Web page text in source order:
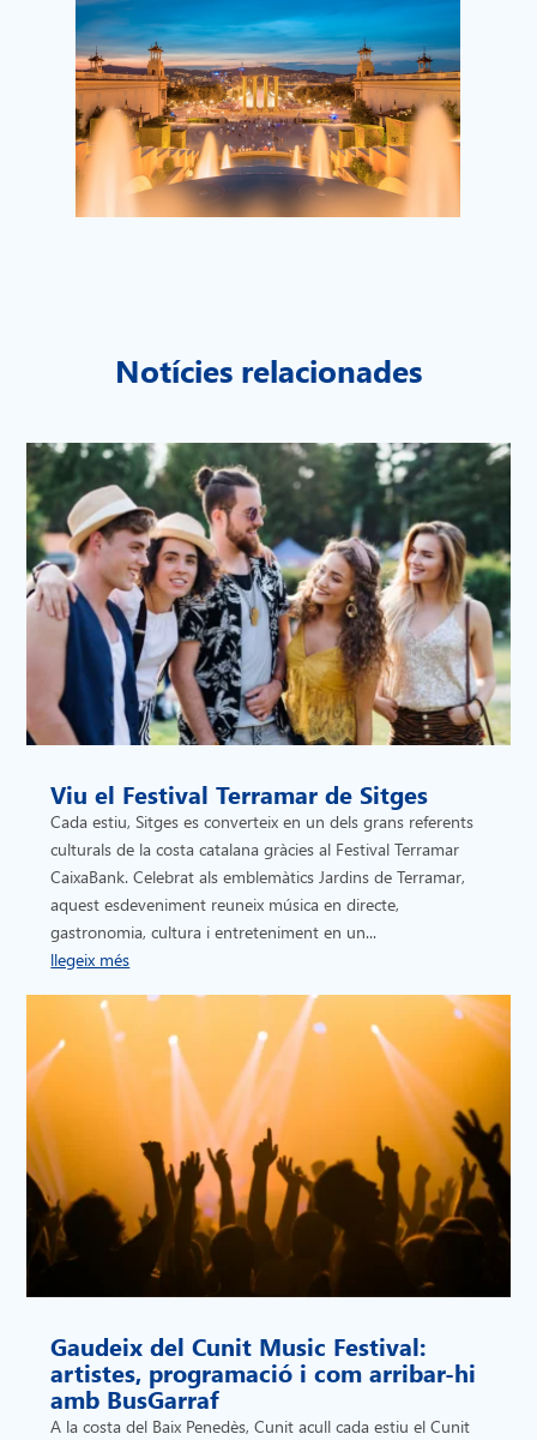
Notícies relacionades
Viu el Festival Terramar de Sitges
Cada estiu, Sitges es converteix en un dels grans referents
culturals de la costa catalana gràcies al Festival Terramar
CaixaBank. Celebrat als emblemàtics Jardins de Terramar,
aquest esdeveniment reuneix música en directe,
gastronomia, cultura i entreteniment en un...
llegeix més
Gaudeix del Cunit Music Festival:
artistes, programació i com arribar-hi
amb BusGarraf
A la costa del Baix Penedès, Cunit acull cada estiu el Cunit